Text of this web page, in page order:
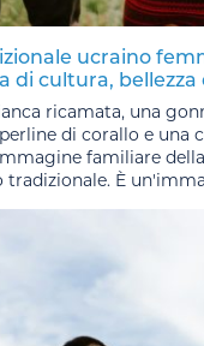
ucraino
di cultura, bellezza
ricamata, una
di corallo e una
familiare
tradizionale. È